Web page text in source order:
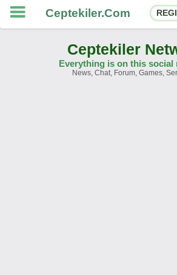
Ceptekiler.Com
Ceptekiler
Everything is on this social
News, Chat, Forum, Games,